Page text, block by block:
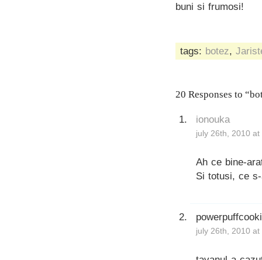
buni si frumosi!
tags: botez,
20 Responses to
ionouka
july 26th, 2010
Ah ce bine-
Si totusi, ce
july 26th, 2010